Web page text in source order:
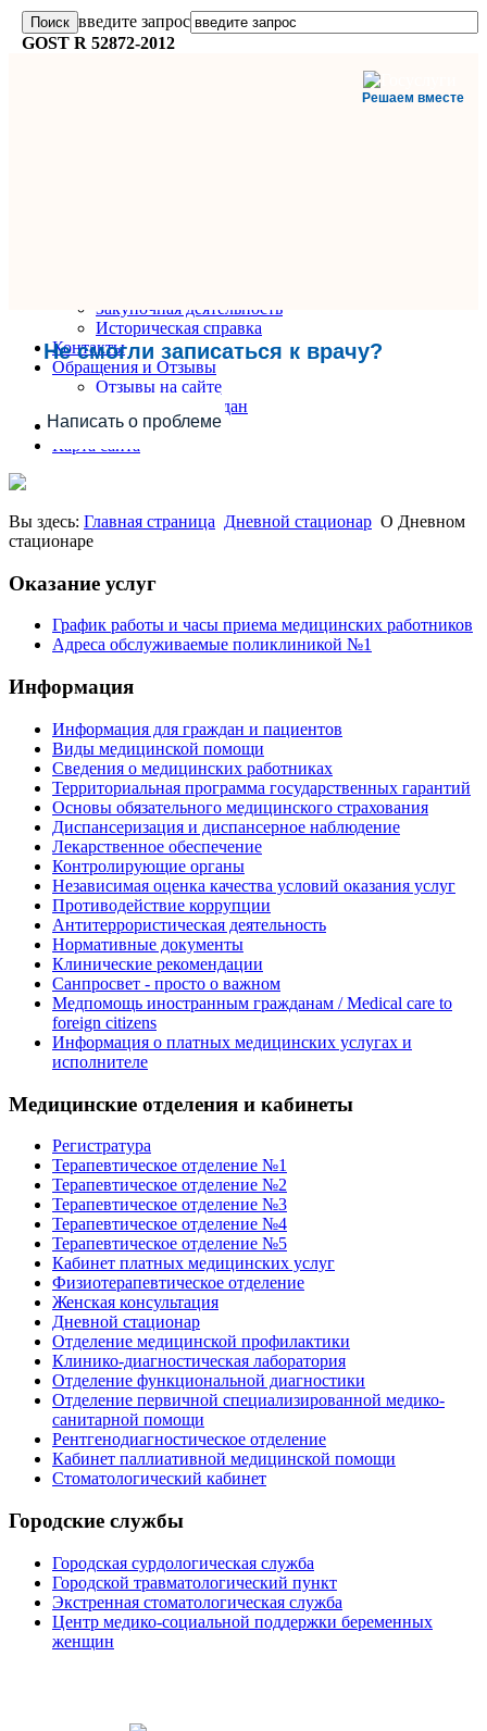
введите запрос
GOST R 52872-2012
Решаем вместе
Не смогли записаться к врачу?
Написать о проблеме
Закупочная деятельность
Историческая справка
Контакты
Обращения и Отзывы
Отзывы на сайте
Обращения граждан
Вопрос-Ответ
Карта сайта
Вы здесь: Главная страница Дневной стационар О Дневном
стационаре
Оказание услуг
График работы и часы приема медицинских работников
Адреса обслуживаемые поликлиникой №1
Информация
Информация для граждан и пациентов
Виды медицинской помощи
Сведения о медицинских работниках
Территориальная программа государственных гарантий
Основы обязательного медицинского страхования
Диспансеризация и диспансерное наблюдение
Лекарственное обеспечение
Контролирующие органы
Независимая оценка качества условий оказания услуг
Противодействие коррупции
Антитеррористическая деятельность
Нормативные документы
Клинические рекомендации
Санпросвет - просто о важном
Медпомощь иностранным гражданам / Medical care to
foreign citizens
Информация о платных медицинских услугах и
исполнителе
Медицинские отделения и кабинеты
Регистратура
Терапевтическое отделение №1
Терапевтическое отделение №2
Терапевтическое отделение №3
Терапевтическое отделение №4
Терапевтическое отделение №5
Кабинет платных медицинских услуг
Физиотерапевтическое отделение
Женская консультация
Дневной стационар
Отделение медицинской профилактики
Клинико-диагностическая лаборатория
Отделение функциональной диагностики
Отделение первичной специализированной медико-
санитарной помощи
Рентгенодиагностическое отделение
Кабинет паллиативной медицинской помощи
Стоматологический кабинет
Городские службы
Городская сурдологическая служба
Городской травматологический пункт
Экстренная стоматологическая служба
Центр медико-социальной поддержки беременных
женщин